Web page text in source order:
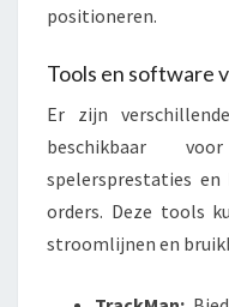
positioneren.
Tools en software
Er zijn
beschikbaar
spelersprestaties
orders. Deze tools
stroomlijnen en